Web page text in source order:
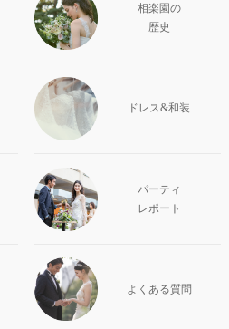
相楽園の
歴史
ドレス&和装
パーティ
レポート
よくある質問